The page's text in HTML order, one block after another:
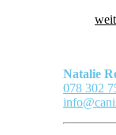
Natalie
078 302